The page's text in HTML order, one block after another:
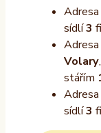
Adresa
sídlí3
Adresa
Volary
stářím
Adresa
sídlí3